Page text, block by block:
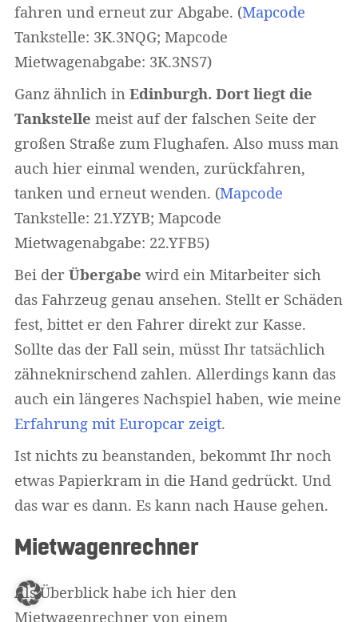
fahren und erneut zur Abgabe. (Mapcode
Tankstelle: 3K.3NQG; Mapcode
Mietwagenabgabe: 3K.3NS7)
Ganz ähnlich in Edinburgh. Dort liegt die
Tankstelle meist auf der falschen Seite der
großen Straße zum Flughafen. Also muss man
auch hier einmal wenden, zurückfahren,
tanken und erneut wenden. (Mapcode
Tankstelle: 21.YZYB; Mapcode
Mietwagenabgabe: 22.YFB5)
Bei der Übergabe wird ein Mitarbeiter sich
das Fahrzeug genau ansehen. Stellt er Schäden
fest, bittet er den Fahrer direkt zur Kasse.
Sollte das der Fall sein, müsst Ihr tatsächlich
zähneknirschend zahlen. Allerdings kann das
auch ein längeres Nachspiel haben, wie meine
Erfahrung mit Europcar zeigt.
Ist nichts zu beanstanden, bekommt Ihr noch
etwas Papierkram in die Hand gedrückt. Und
das war es dann. Es kann nach Hause gehen.
Mietwagenrechner
Als Überblick habe ich hier den
Mietwagenrechner von einem